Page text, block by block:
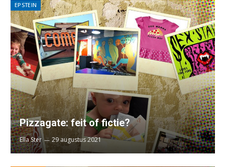
EPSTEIN
Pizzagate: feit of fictie?
Ella Ster 29 augustus 2021